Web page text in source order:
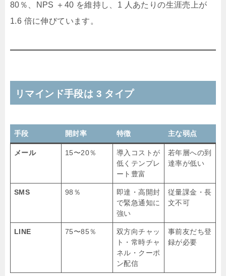
80％、NPS ＋40 を維持し、1 人あたりの生涯売上が
1.6 倍に伸びています。
リマインド手段は 3 タイプ
手段 開封率 特徴 主な弱点
メール 15〜20％
導入コストが
低くテンプレ
ート豊富
若年層への到
達率が低い
SMS 98％
即達・高開封
で緊急通知に
強い
従量課金・長
文不可
LINE 75〜85％
双方向チャッ
ト・常時チャ
ネル・クーポ
ン配信
事前友だち登
録が必要